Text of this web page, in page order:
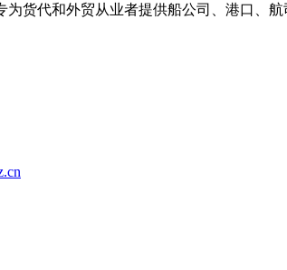
货代和外贸从业者提供船公司、港口、